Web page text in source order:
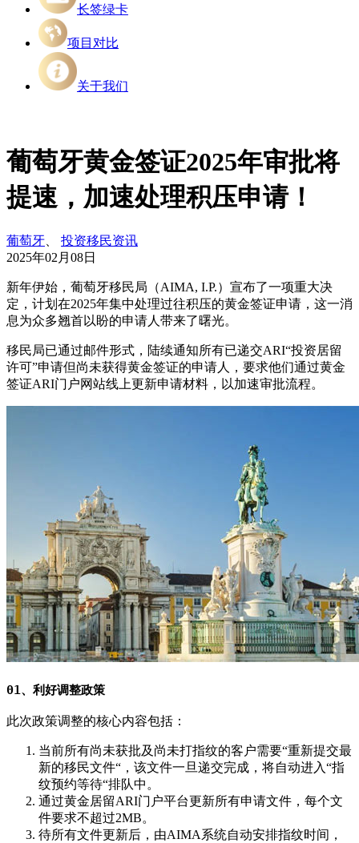
长签绿卡
项目对比
关于我们
葡萄牙黄金签证2025年审批将
提速，加速处理积压申请！
葡萄牙
投资移民资讯
2025年02月08日
新年伊始，葡萄牙移民局（AIMA, I.P.）宣布了一项重大决
定，计划在2025年集中处理过往积压的黄金签证申请，这一消
息为众多翘首以盼的申请人带来了曙光。
移民局已通过邮件形式，陆续通知所有已递交ARI“投资居留
许可”申请但尚未获得黄金签证的申请人，要求他们通过黄金
签证ARI门户网站线上更新申请材料，以加速审批流程。
01、利好调整政策
此次政策调整的核心内容包括：
当前所有尚未获批及尚未打指纹的客户需要“重新提交最
新的移民文件“，该文件一旦递交完成，将自动进入“指
纹预约等待“排队中。
通过黄金居留ARI门户平台更新所有申请文件，每个文
件要求不超过2MB。
待所有文件更新后，由AIMA系统自动安排指纹时间，